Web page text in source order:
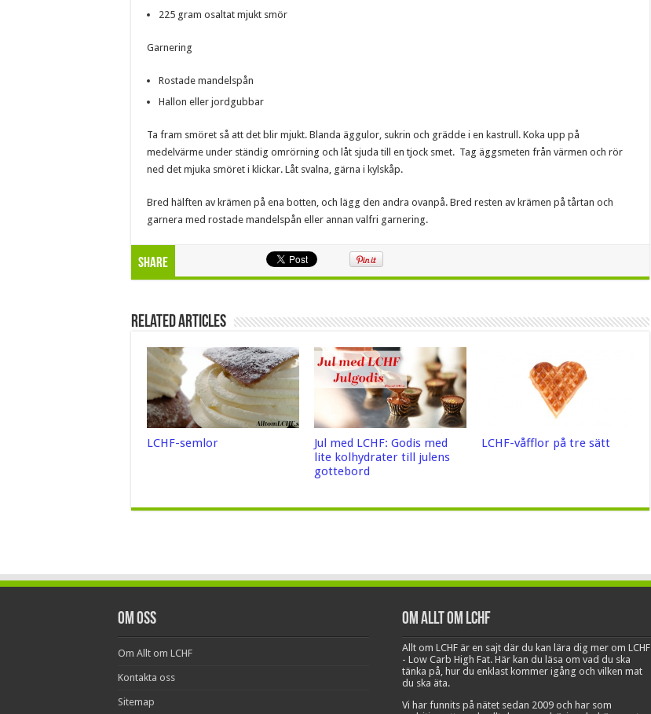
225 gram osaltat mjukt smör
Garnering
Rostade mandelspån
Hallon eller jordgubbar
Ta fram smöret så att det blir mjukt. Blanda äggulor, sukrin och grädde i en kastrull. Koka upp på
medelvärme under ständig omrörning och låt sjuda till en tjock smet. Tag äggsmeten från värmen och rör
ned det mjuka smöret i klickar. Låt svalna, gärna i kylskåp.
Bred hälften av krämen på ena botten, och lägg den andra ovanpå. Bred resten av krämen på tårtan och
garnera med rostade mandelspån eller annan valfri garnering.
Share
Related Articles
LCHF-semlor
Jul med LCHF: Godis med
lite kolhydrater till julens
gottebord
LCHF-våfflor på tre sätt
Om oss
Om Allt om LCHF
Kontakta oss
Sitemap
Om Allt om LCHF
Allt om LCHF är en sajt där du kan lära dig mer om LCHF
- Low Carb High Fat. Här kan du läsa om vad du ska
tänka på, hur du enklast kommer igång och vilken mat
du ska äta.
Vi har funnits på nätet sedan 2009 och har som